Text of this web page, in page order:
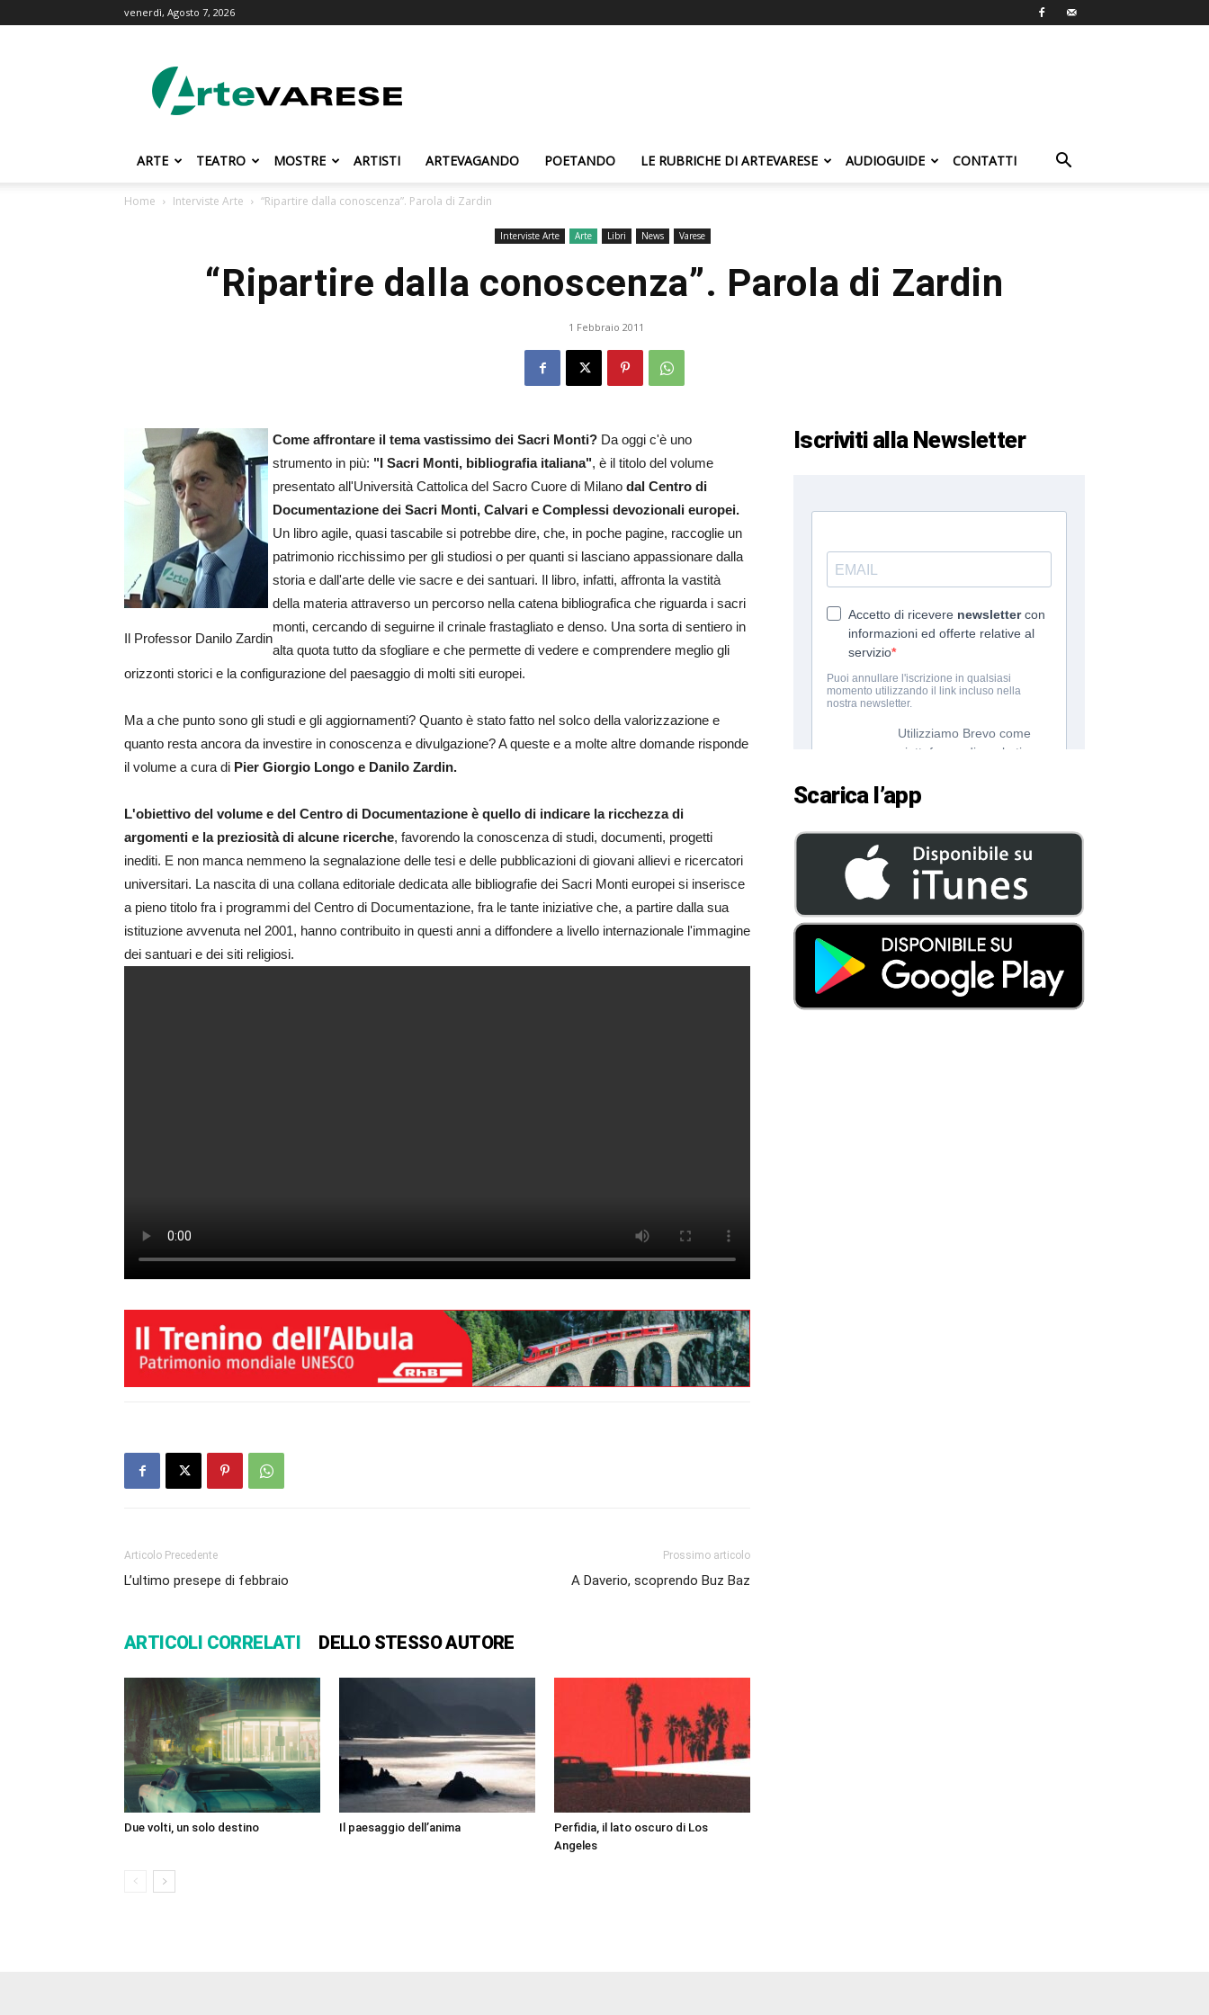
venerdì, Agosto 7, 2026
ARTE TEATRO MOSTRE ARTISTI ARTEVAGANDO POETANDO LE RUBRICHE DI ARTEVARESE AUDIOGUIDE CONTATTI
Home Interviste Arte “Ripartire dalla conoscenza”. Parola di Zardin
Interviste Arte Arte Libri News Varese
“Ripartire dalla conoscenza”. Parola di Zardin
1 Febbraio 2011
Il Professor Danilo Zardin
Come affrontare il tema vastissimo dei Sacri Monti? Da oggi c'è uno
strumento in più: "I Sacri Monti, bibliografia italiana", è il titolo del volume
presentato all'Università Cattolica del Sacro Cuore di Milano dal Centro di
Documentazione dei Sacri Monti, Calvari e Complessi devozionali europei.
Un libro agile, quasi tascabile si potrebbe dire, che, in poche pagine, raccoglie un
patrimonio ricchissimo per gli studiosi o per quanti si lasciano appassionare dalla
storia e dall'arte delle vie sacre e dei santuari. Il libro, infatti, affronta la vastità
della materia attraverso un percorso nella catena bibliografica che riguarda i sacri
monti, cercando di seguirne il crinale frastagliato e denso. Una sorta di sentiero in
alta quota tutto da sfogliare e che permette di vedere e comprendere meglio gli
orizzonti storici e la configurazione del paesaggio di molti siti europei.
Ma a che punto sono gli studi e gli aggiornamenti? Quanto è stato fatto nel solco della valorizzazione e
quanto resta ancora da investire in conoscenza e divulgazione? A queste e a molte altre domande risponde
il volume a cura di Pier Giorgio Longo e Danilo Zardin.
L'obiettivo del volume e del Centro di Documentazione è quello di indicare la ricchezza di
argomenti e la preziosità di alcune ricerche, favorendo la conoscenza di studi, documenti, progetti
inediti. E non manca nemmeno la segnalazione delle tesi e delle pubblicazioni di giovani allievi e ricercatori
universitari. La nascita di una collana editoriale dedicata alle bibliografie dei Sacri Monti europei si inserisce
a pieno titolo fra i programmi del Centro di Documentazione, fra le tante iniziative che, a partire dalla sua
istituzione avvenuta nel 2001, hanno contribuito in questi anni a diffondere a livello internazionale l'immagine
dei santuari e dei siti religiosi.
Articolo Precedente
L’ultimo presepe di febbraio
Prossimo articolo
A Daverio, scoprendo Buz Baz
ARTICOLI CORRELATI DELLO STESSO AUTORE
Due volti, un solo destino Il paesaggio dell’anima
Perfidia, il lato oscuro di Los
Angeles
Iscriviti alla Newsletter
Scarica l’app